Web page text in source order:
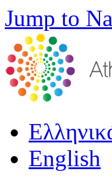
Jump to
English